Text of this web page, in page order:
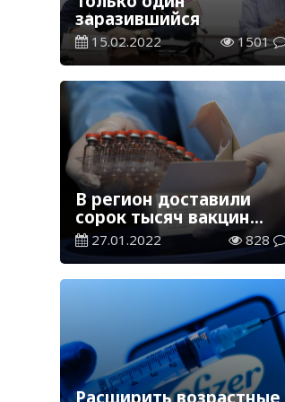
заразившийся
15.02.2022 1501
В регион доставили
сорок тысяч вакцин
«SINOVAC»
27.01.2022 828
Расширить возрастные